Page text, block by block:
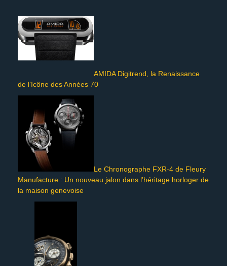
AMIDA Digitrend, la Renaissance
de l’Icône des Années 70
Le Chronographe FXR-4 de Fleury
Manufacture : Un nouveau jalon dans l’héritage horloger de
la maison genevoise